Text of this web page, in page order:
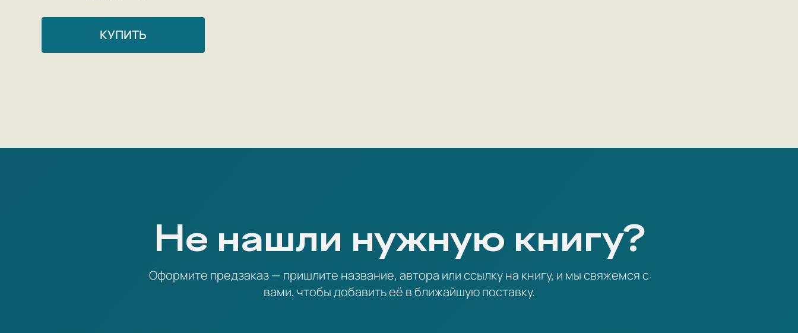
КУПИТЬ
Не нашли нужную книгу?
Оформите предзаказ — пришлите название, автора или ссылку на книгу, и мы свяжемся с
вами, чтобы добавить её в ближайшую поставку.